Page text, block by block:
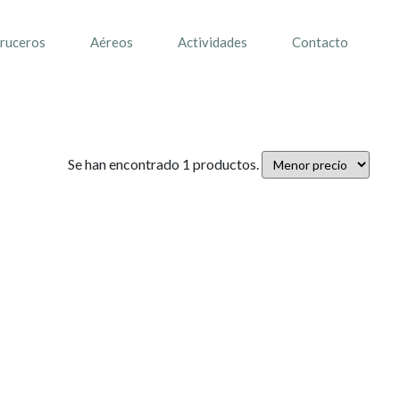
Aéreos Actividades Contacto
Se han encontrado 1 productos.